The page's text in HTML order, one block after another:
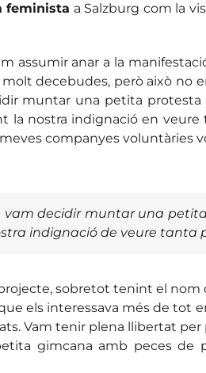
feminista a Salzburg com la
assumir anar a la
decebudes, però això no
muntar una petita
nostra indignació en
companyes
decidir muntar una
indignació de veure tanta
sobretot tenint el nom
els interessava més de tot
Vam tenir plena llibertat
gimcana amb peces de